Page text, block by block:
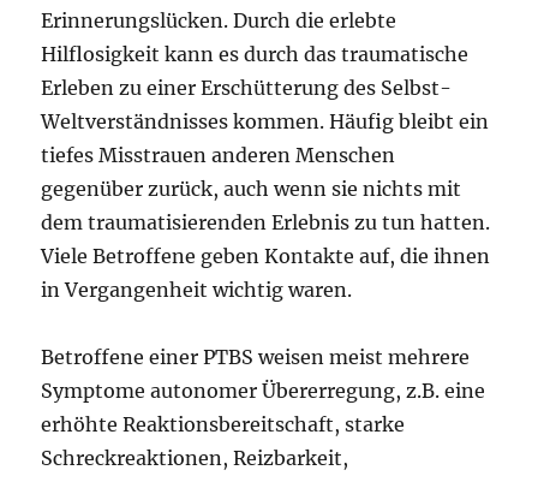
Erinnerungslücken. Durch die erlebte
Hilflosigkeit kann es durch das traumatische
Erleben zu einer Erschütterung des Selbst-
Weltverständnisses kommen. Häufig bleibt ein
tiefes Misstrauen anderen Menschen
gegenüber zurück, auch wenn sie nichts mit
dem traumatisierenden Erlebnis zu tun hatten.
Viele Betroffene geben Kontakte auf, die ihnen
in Vergangenheit wichtig waren.
Betroffene einer PTBS weisen meist mehrere
Symptome autonomer Übererregung, z.B. eine
erhöhte Reaktionsbereitschaft, starke
Schreckreaktionen, Reizbarkeit,